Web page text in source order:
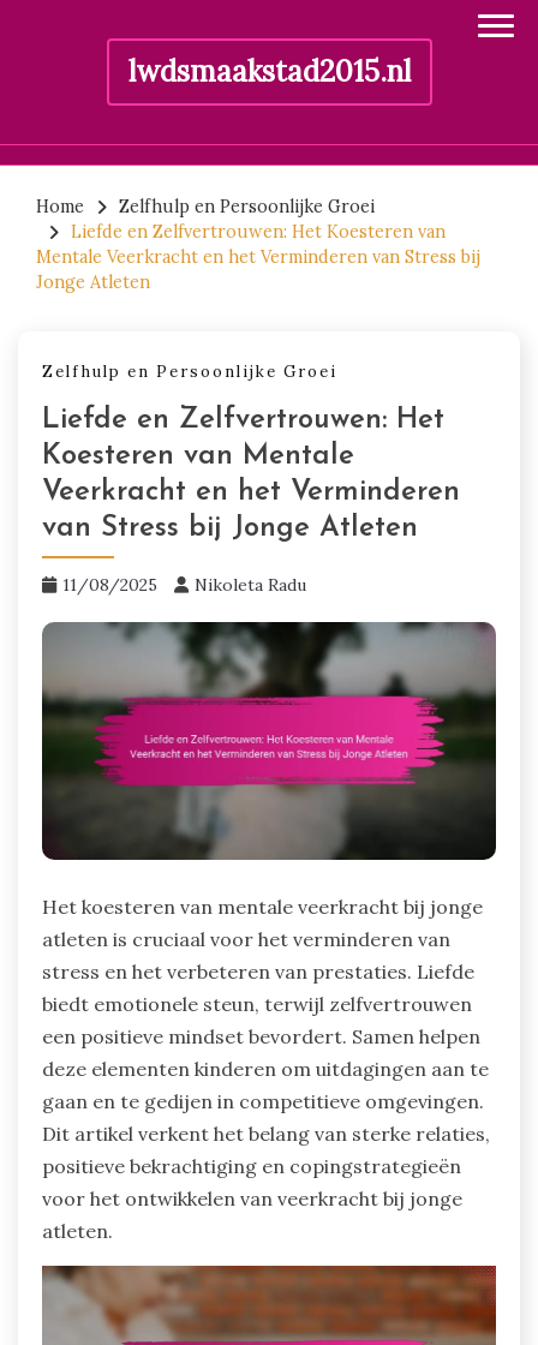
lwdsmaakstad2015.nl
content
Home
Zelfhulp en Persoonlijke Groei
Liefde en Zelfvertrouwen: Het Koesteren van
Mentale Veerkracht en het Verminderen van Stress bij
Jonge Atleten
Zelfhulp en Persoonlijke Groei
Liefde en Zelfvertrouwen: Het
Koesteren van Mentale
Veerkracht en het Verminderen
van Stress bij Jonge Atleten
11/08/2025 Nikoleta Radu
Het koesteren van mentale veerkracht bij jonge
atleten is cruciaal voor het verminderen van
stress en het verbeteren van prestaties. Liefde
biedt emotionele steun, terwijl zelfvertrouwen
een positieve mindset bevordert. Samen helpen
deze elementen kinderen om uitdagingen aan te
gaan en te gedijen in competitieve omgevingen.
Dit artikel verkent het belang van sterke relaties,
positieve bekrachtiging en copingstrategieën
voor het ontwikkelen van veerkracht bij jonge
atleten.